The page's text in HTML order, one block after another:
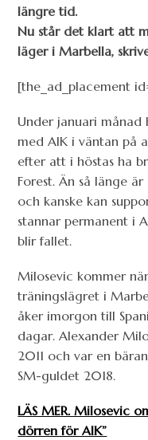
längre tid.
Nu står det klart att
läger i Marbella,
[the_ad_placement
Under januari
med AIK i väntan på
efter att i höstas ha
Forest. Än så länge
och kanske kan
stannar permanent i
blir fallet.
Milosevic kommer
träningslägret i
åker imorgon till
dagar. Alexander
2011 och var en
SM-guldet 2018.
LÄS MER. Milosevic
dörren för AIK”